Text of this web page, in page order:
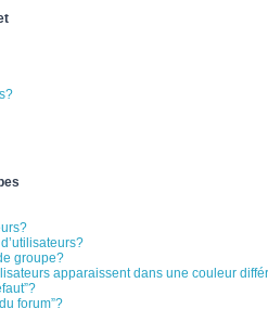
groupe?
apparaissent dans une couleur
forum”?